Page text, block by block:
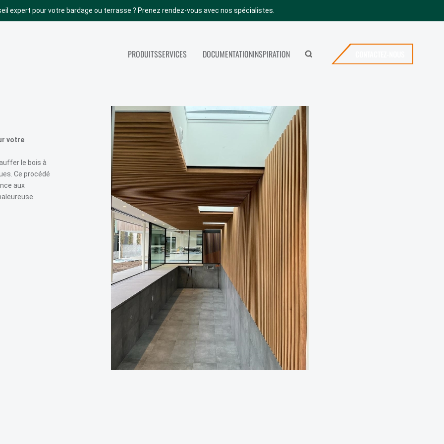
expert pour votre bardage ou terrasse ? Prenez rendez-vous avec nos spécialistes.
PRODUITS
PANNEAUX
COUVERTURE (TOITURE)
VISITER NOTRE SHOWROOM
VISITER NOTRE SHOWROOM
SERVICES
SERVICES
TOUS NOS SERVICES
MERYBOIS
CONTACTEZ-NOUS
SHOWROOM
OFFRES D’EMPLOI
NEWS
FAQ
DOCUMENTATIONINSPIRATION Rechercher
votre
le bois à
Ce procédé
aux